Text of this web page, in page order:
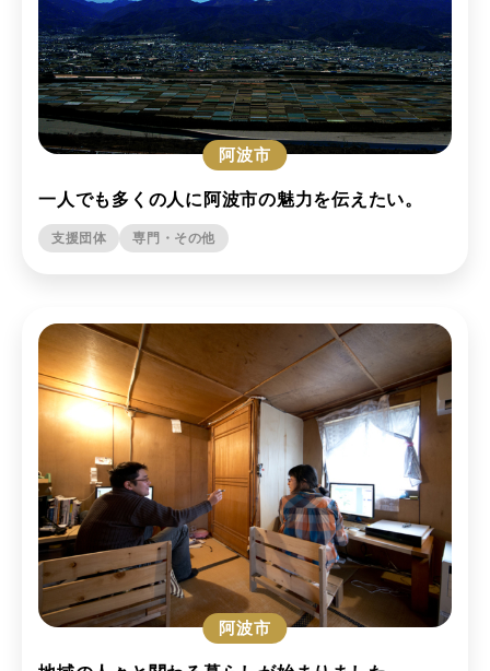
阿波市
一人でも多くの人に阿波市の魅力を伝えたい。
支援団体 専門・その他
阿波市